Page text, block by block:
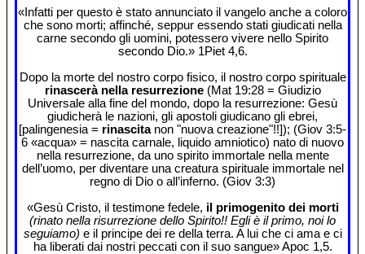
«Infatti per questo è stato annunciato il vangelo anche a coloro
che sono morti; affinché, seppur essendo stati giudicati nella
carne secondo gli uomini, potessero vivere nello Spirito
secondo Dio.» 1Piet 4,6.
Dopo la morte del nostro corpo fisico, il nostro corpo spirituale
rinascerà nella resurrezione(Mat 19:28 = Giudizio
Universale alla fine del mondo, dopo la resurrezione: Gesù
giudicherà le nazioni, gli apostoli giudicano gli ebrei,
[palingenesia = rinascitanon "nuova creazione"!!]); (Giov 3:5-
6 «acqua» = nascita carnale, liquido amniotico) nato di nuovo
nella resurrezione, da uno spirito immortale nella mente
dell’uomo, per diventare una creatura spirituale immortale nel
regno di Dio o all’inferno. (Giov 3:3)
«Gesù Cristo, il testimone fedele, il primogenito dei morti
(rinato nella risurrezione dello Spirito!! Egli è il primo, noi lo
seguiamo) e il principe dei re della terra. A lui che ci ama e ci
ha liberati dai nostri peccati con il suo sangue» Apoc 1,5.